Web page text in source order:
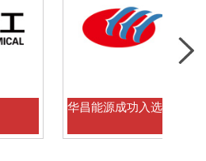
华昌能源成功入选省级“专精特新”